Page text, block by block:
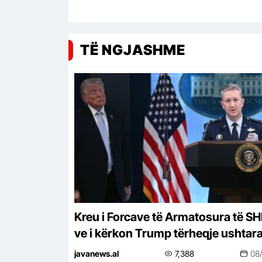
TË NGJASHME
Kreu i Forcave të Armatosura të
ve i kërkon Trump tërheqje
nga Irani! Frika nga një
javanews.al 7,388